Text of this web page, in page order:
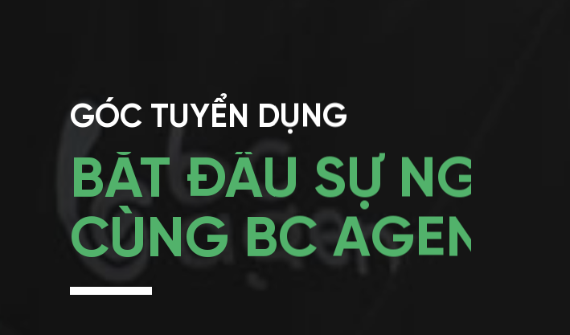
GÓC TUYỂN DỤNG
BẮT ĐẦU SỰ NGHIỆP
CÙNG BC AGENCY